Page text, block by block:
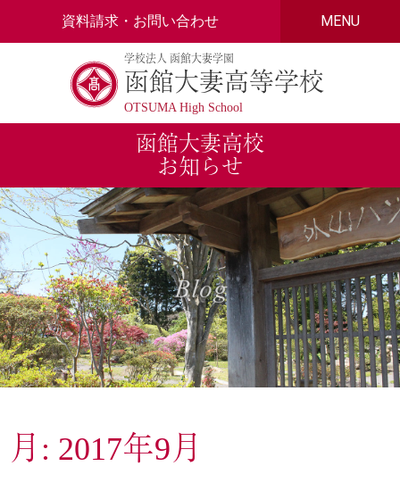
学校法人 函館大妻学園
函館大妻高等学校
OTSUMA High School
資料請求・お問い合わせ MENU
函館大妻高校
お知らせ
月: 2017年9月